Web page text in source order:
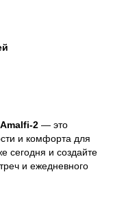
2 — это
и комфорта для
сегодня и создайте
и ежедневного